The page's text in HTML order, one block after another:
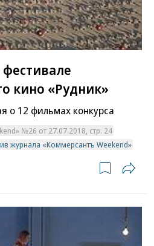
кино «Рудник»
о 12 фильмах конкурса
№26 от 27.07.2018, стр. 24
журнала «Коммерсантъ Weekend»